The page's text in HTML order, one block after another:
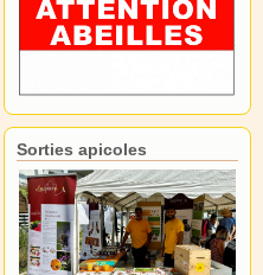
Sorties apicoles